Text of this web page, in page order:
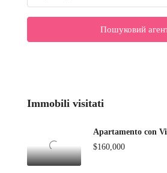
Пошуковий
Immobili visitati
Apartamento con
$160,000